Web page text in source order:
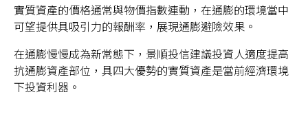
實質資產的價格通常與物價指數連動，在通膨的環境當中
可望提供具吸引力的報酬率，展現通膨避險效果。
在通膨慢慢成為新常態下，景順投信建議投資人適度提高
抗通膨資產部位，具四大優勢的實質資產是當前經濟環境
下投資利器。